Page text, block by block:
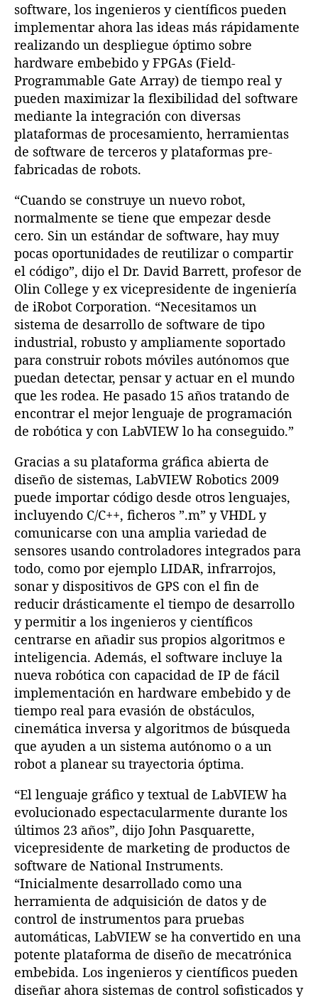
software, los ingenieros y científicos pueden
implementar ahora las ideas más rápidamente
realizando un despliegue óptimo sobre
hardware embebido y FPGAs (Field-
Programmable Gate Array) de tiempo real y
pueden maximizar la flexibilidad del software
mediante la integración con diversas
plataformas de procesamiento, herramientas
de software de terceros y plataformas pre-
fabricadas de robots.
“Cuando se construye un nuevo robot,
normalmente se tiene que empezar desde
cero. Sin un estándar de software, hay muy
pocas oportunidades de reutilizar o compartir
el código”, dijo el Dr. David Barrett, profesor de
Olin College y ex vicepresidente de ingeniería
de iRobot Corporation. “Necesitamos un
sistema de desarrollo de software de tipo
industrial, robusto y ampliamente soportado
para construir robots móviles autónomos que
puedan detectar, pensar y actuar en el mundo
que les rodea. He pasado 15 años tratando de
encontrar el mejor lenguaje de programación
de robótica y con LabVIEW lo ha conseguido.”
Gracias a su plataforma gráfica abierta de
diseño de sistemas, LabVIEW Robotics 2009
puede importar código desde otros lenguajes,
incluyendo C/C++, ficheros ”.m” y VHDL y
comunicarse con una amplia variedad de
sensores usando controladores integrados para
todo, como por ejemplo LIDAR, infrarrojos,
sonar y dispositivos de GPS con el fin de
reducir drásticamente el tiempo de desarrollo
y permitir a los ingenieros y científicos
centrarse en añadir sus propios algoritmos e
inteligencia. Además, el software incluye la
nueva robótica con capacidad de IP de fácil
implementación en hardware embebido y de
tiempo real para evasión de obstáculos,
cinemática inversa y algoritmos de búsqueda
que ayuden a un sistema autónomo o a un
robot a planear su trayectoria óptima.
“El lenguaje gráfico y textual de LabVIEW ha
evolucionado espectacularmente durante los
últimos 23 años”, dijo John Pasquarette,
vicepresidente de marketing de productos de
software de National Instruments.
“Inicialmente desarrollado como una
herramienta de adquisición de datos y de
control de instrumentos para pruebas
automáticas, LabVIEW se ha convertido en una
potente plataforma de diseño de mecatrónica
embebida. Los ingenieros y científicos pueden
diseñar ahora sistemas de control sofisticados y